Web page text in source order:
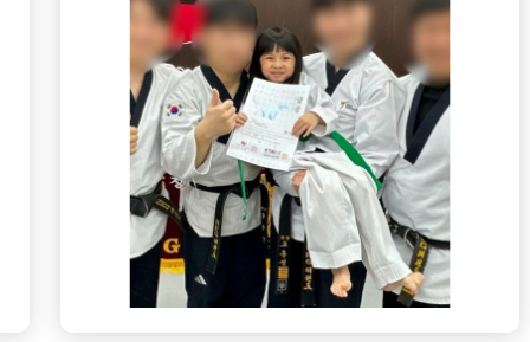
Keep it up, Karterina!
💬: #esfbeaconhillschool
#beaconhillschoolhk #bhs #bhsig